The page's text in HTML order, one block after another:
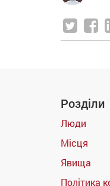
Розділи
Люди
Місця
Явища
Політика